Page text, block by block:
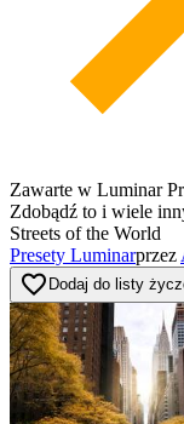
Zawarte w Luminar
Zdobądź to i wiele
Streets of the World
Presety Luminarprzez
favorite_border Dodaj do listy